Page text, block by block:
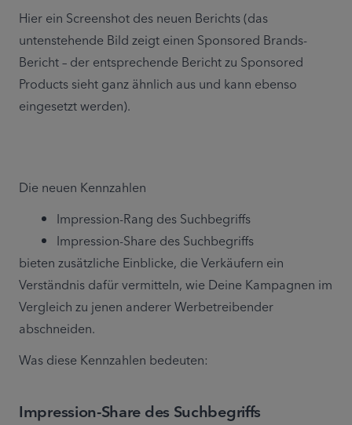
Hier ein Screenshot des neuen Berichts (das
untenstehende Bild zeigt einen Sponsored Brands-
Bericht – der entsprechende Bericht zu Sponsored
Products sieht ganz ähnlich aus und kann ebenso
eingesetzt werden).
Die neuen Kennzahlen
Impression-Rang des Suchbegriffs
Impression-Share des Suchbegriffs
bieten zusätzliche Einblicke, die Verkäufern ein
Verständnis dafür vermitteln, wie Deine Kampagnen im
Vergleich zu jenen anderer Werbetreibender
abschneiden.
Was diese Kennzahlen bedeuten:
Impression-Share des Suchbegriffs